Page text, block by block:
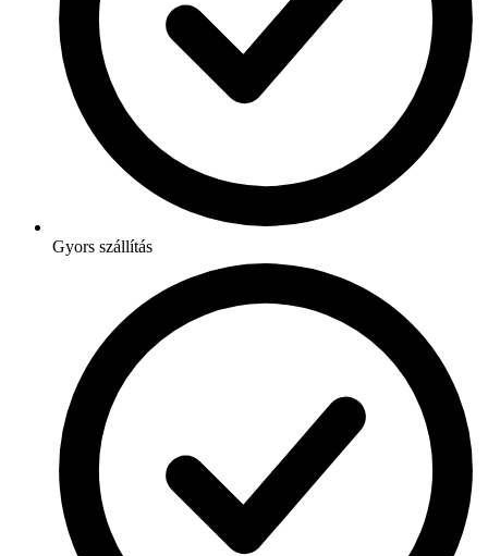
Gyors szállítás